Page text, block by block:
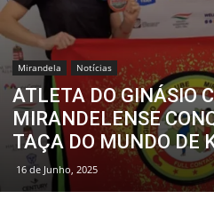
Mirandela Notícias
ATLETA DO GINÁSIO
MIRANDELENSE
TAÇA DO MUNDO DE
16 de Junho, 2025